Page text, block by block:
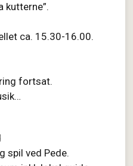
kutterne”.
ca. 15.30-16.00.
fortsat.
spil ved Pede.